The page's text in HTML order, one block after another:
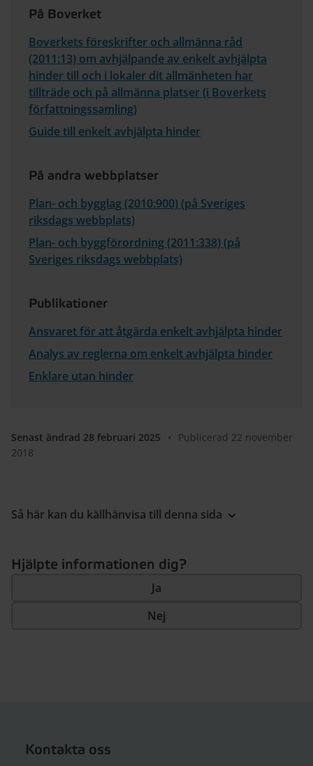
På Boverket
Boverkets föreskrifter och allmänna råd
(2011:13) om avhjälpande av enkelt avhjälpta
hinder till och i lokaler dit allmänheten har
tillträde och på allmänna platser (i Boverkets
författningssamling)
Guide till enkelt avhjälpta hinder
På andra webbplatser
Plan- och bygglag (2010:900) (på Sveriges
riksdags webbplats)
Plan- och byggförordning (2011:338) (på
Sveriges riksdags webbplats)
Publikationer
Ansvaret för att åtgärda enkelt avhjälpta hinder
Analys av reglerna om enkelt avhjälpta hinder
Enklare utan hinder
Senast ändrad 28 februari 2025 •
Publicerad 22 november
2018
Så här kan du källhänvisa till denna sida
Hjälpte informationen dig?
Ja
Nej
Kontakta oss